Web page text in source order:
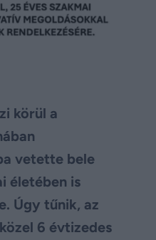
körül a
vetette bele
életében is
Úgy tűnik, az
6 évtizedes